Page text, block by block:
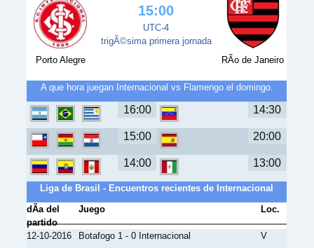
Porto Alegre
15:00
UTC-4
trigÃ©sima primera jornada
RÃ­o de Janeiro
A que hora juegan Internacional vs Flamengo el domingo.
16:00 14:30
15:00 20:00
14:00 13:00
Liga de Brasil - Encuentros recientes de Internacional
dÃ­a del
partido
Juego Loc.
12-10-2016 Botafogo 1 - 0 Internacional V